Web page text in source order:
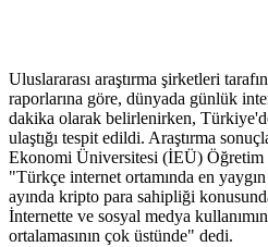
Uluslararası araştırma şirketleri
raporlarına göre, dünyada günlük
dakika olarak belirlenirken,
ulaştığı tespit edildi. Araştırma
Ekonomi Üniversitesi (İEÜ)
"Türkçe internet ortamında en
ayında kripto para sahipliği
İnternette ve sosyal medya
ortalamasının çok üstünde" dedi.